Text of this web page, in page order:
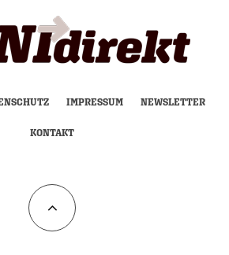
IMPRESSUM NEWSLETTER
KONTAKT